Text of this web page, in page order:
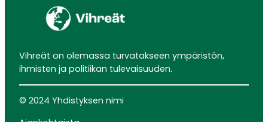
Vihreät on olemassa turvatakseen ympäristön,
ihmisten ja politiikan tulevaisuuden.
© 2024 Yhdistyksen nimi